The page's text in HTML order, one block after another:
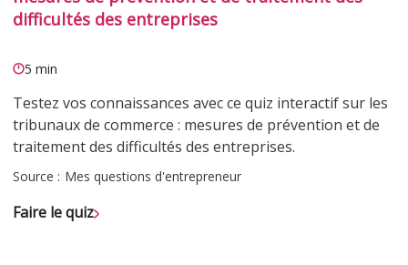
difficultés des entreprises
5 min
Testez vos connaissances avec ce quiz interactif sur les
tribunaux de commerce : mesures de prévention et de
traitement des difficultés des entreprises.
Source : Mes questions d'entrepreneur
Faire le quiz